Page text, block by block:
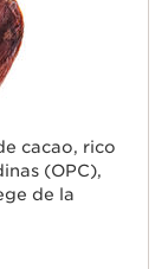
cacao, rico
(OPC),
de la